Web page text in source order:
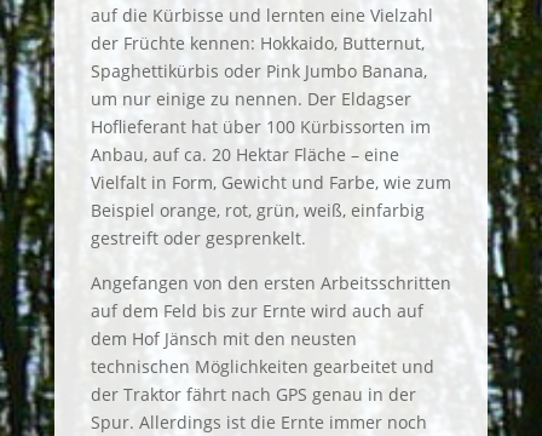
auf die Kürbisse und lernten eine Vielzahl
der Früchte kennen: Hokkaido, Butternut,
Spaghettikürbis oder Pink Jumbo Banana,
um nur einige zu nennen. Der Eldagser
Hoflieferant hat über 100 Kürbissorten im
Anbau, auf ca. 20 Hektar Fläche – eine
Vielfalt in Form, Gewicht und Farbe, wie zum
Beispiel orange, rot, grün, weiß, einfarbig
gestreift oder gesprenkelt.
Angefangen von den ersten Arbeitsschritten
auf dem Feld bis zur Ernte wird auch auf
dem Hof Jänsch mit den neusten
technischen Möglichkeiten gearbeitet und
der Traktor fährt nach GPS genau in der
Spur. Allerdings ist die Ernte immer noch